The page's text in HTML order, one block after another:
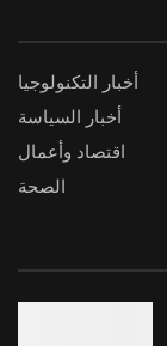
أخبار التكنولوجيا
أخبار السياسة
اقتصاد وأعمال
الصحة